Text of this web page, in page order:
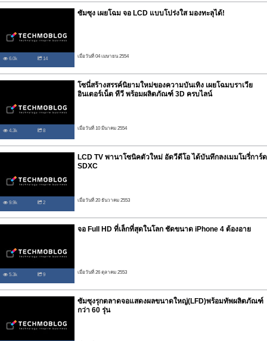
6.0k 14
ซัมซุง เผยโฉม จอ LCD แบบโปร่งใส มองทะลุได้!
เมื่อวันที่ 04 เมษายน 2554
4.3k 8
โซนี่สร้างสรรค์นิยามใหม่ของความบันเทิง เผยโฉมบราเวีย
อินเตอร์เน็ต ทีวี พร้อมผลิตภัณฑ์ 3D ครบไลน์
เมื่อวันที่ 10 มีนาคม 2554
9.9k 2
LCD TV พานาโซนิคตัวใหม่ อัดวีดีโอ ได้บันทึกลงเมมโมรี่การ์ด
SDXC
เมื่อวันที่ 20 ธันวาคม 2553
5.3k 9
จอ Full HD ที่เล็กที่สุดในโลก ชัดขนาด iPhone 4 ต้องอาย
เมื่อวันที่ 26 ตุลาคม 2553
ซัมซุงรุกตลาดจอแสดงผลขนาดใหญ่(LFD)พร้อมทัพผลิตภัณฑ์
กว่า 60 รุ่น